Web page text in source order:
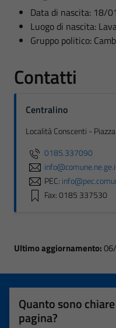
Data di nascita: 18/
Luogo di nascita:
Gruppo politico:
Contatti
Centralino
Località Conscenti -
0185.337090
PEC:
Fax: 0185 337530
Ultimo aggiornamento:
Quanto sono
pagina?